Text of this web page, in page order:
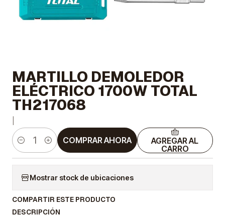
MARTILLO DEMOLEDOR
ELÉCTRICO 1700W TOTAL
TH217068
Cantidad
AGREGAR AL
CARRO
COMPRAR AHORA
Mostrar stock de ubicaciones
COMPARTIR ESTE PRODUCTO
DESCRIPCIÓN